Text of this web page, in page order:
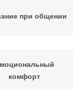
при общении
комфорт